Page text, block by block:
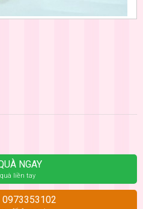
NGAY
liền tay
0973353102